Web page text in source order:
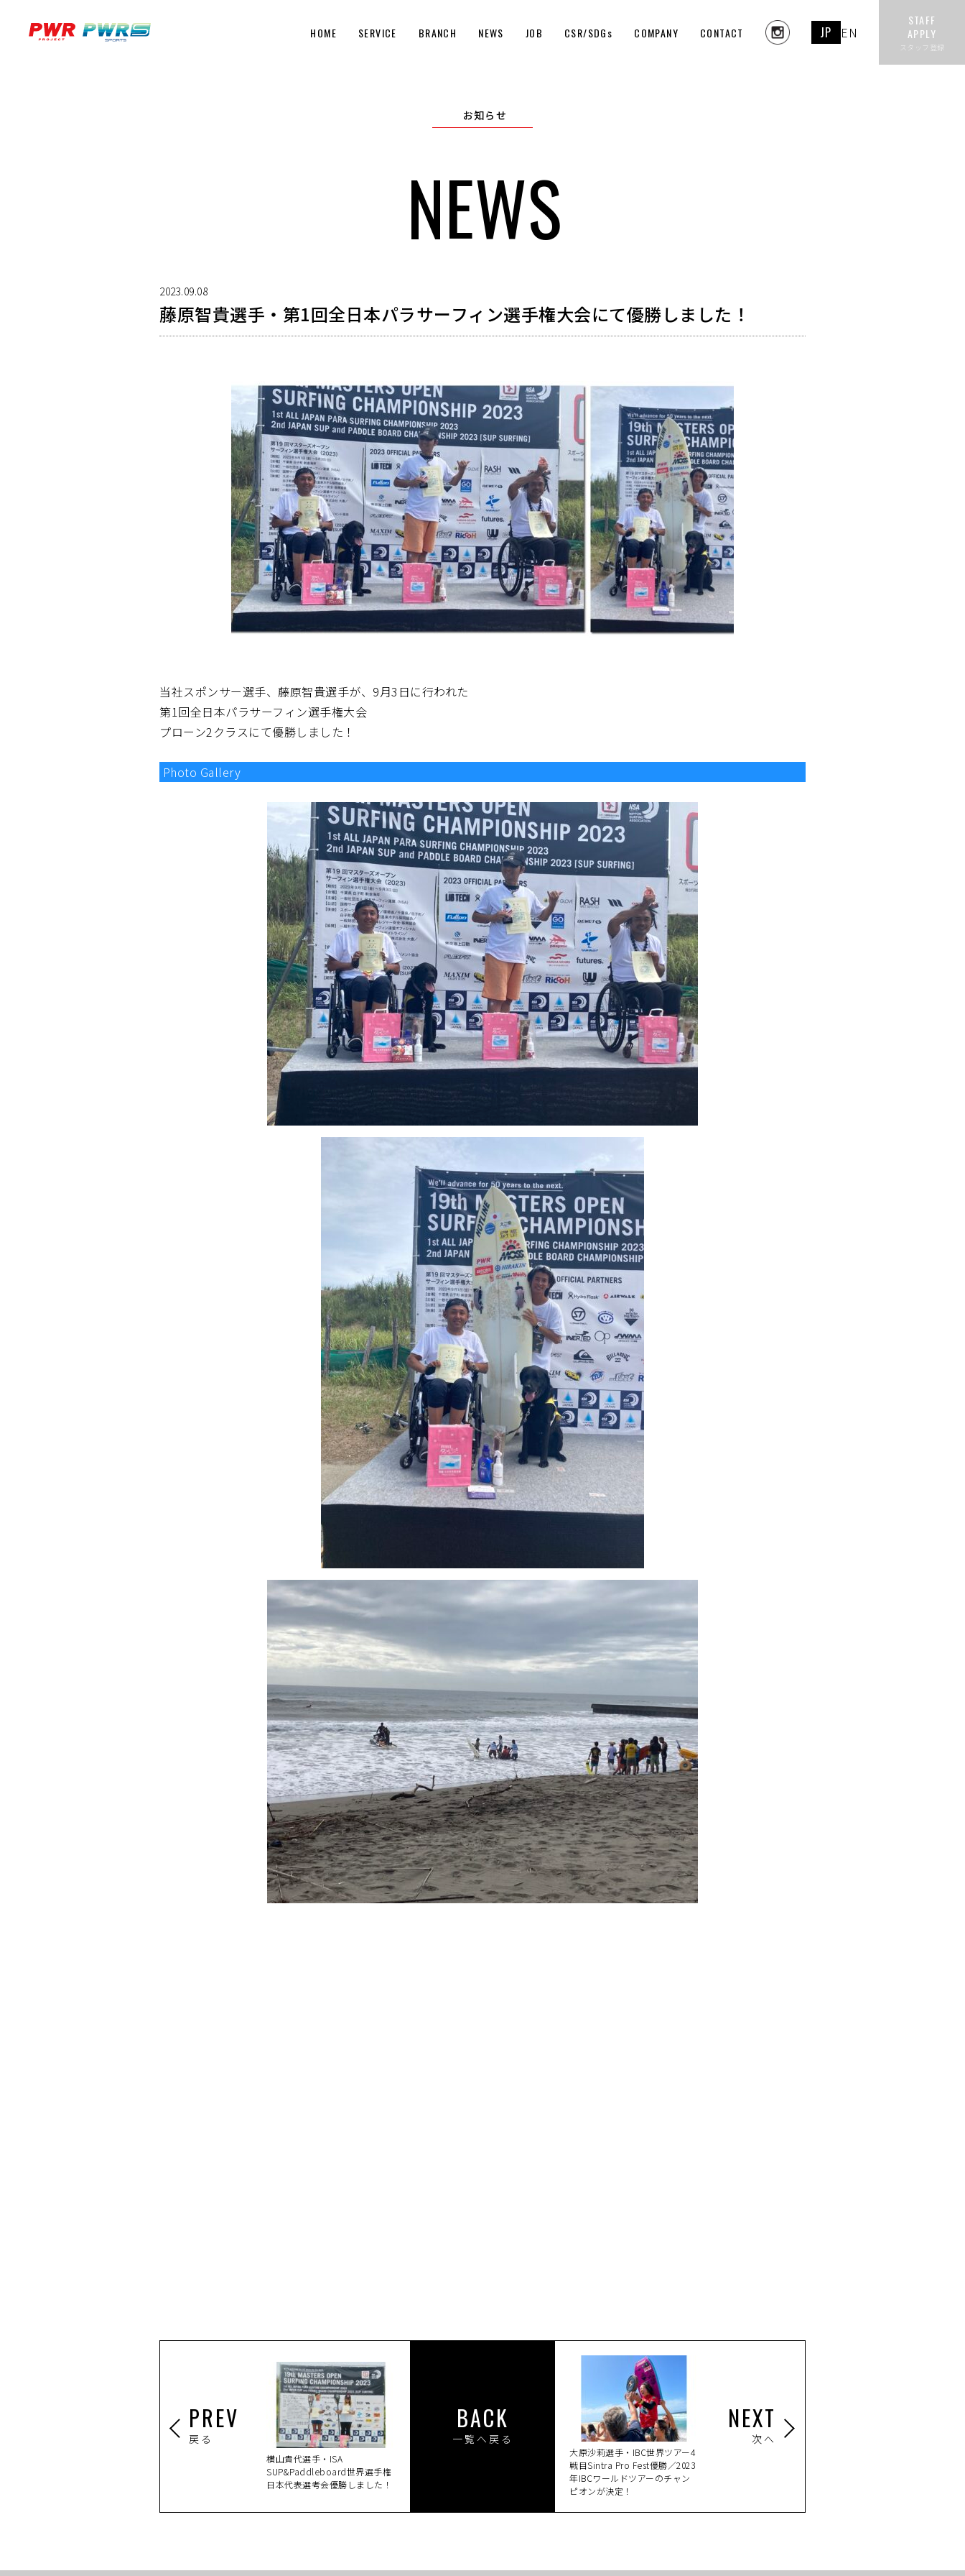
HOME SERVICE BRANCH NEWS JOB CSR/SDGs COMPANY CONTACT EN
JP
STAFF
APPLY
スタッフ登録
お知らせ
NEWS
2023.09.08
藤原智貴選手・第1回全日本パラサーフィン選手権大会にて優勝しました！
当社スポンサー選手、藤原智貴選手が、9月3日に行われた
第1回全日本パラサーフィン選手権大会
プローン2クラスにて優勝しました！
Photo Gallery
PREV
戻る
横山貴代選手・ISA
SUP&Paddleboard世界選手権
日本代表選考会優勝しました！
BACK
一覧へ戻る
大原沙莉選手・IBC世界ツアー4
戦目Sintra Pro Fest優勝／2023
年IBCワールドツアーのチャン
ピオンが決定！
NEXT
次へ